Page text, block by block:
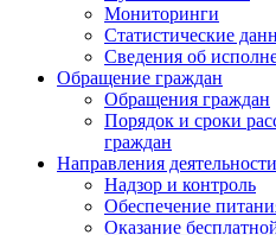
Мониторинги
Статистические
Сведения об
Обращение граждан
Обращения граждан
Порядок и сроки
граждан
Направления деятельности
Надзор и контроль
Обеспечение
Оказание